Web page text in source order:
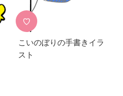
♡
こいのぼりの手書きイラ
スト